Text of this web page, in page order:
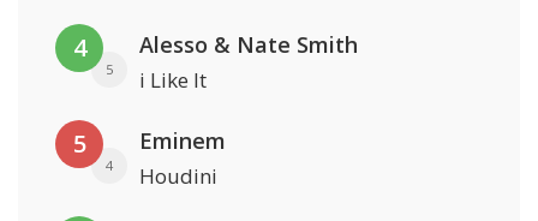
4
5
Alesso & Nate Smith
i Like It
5
4
Eminem
Houdini